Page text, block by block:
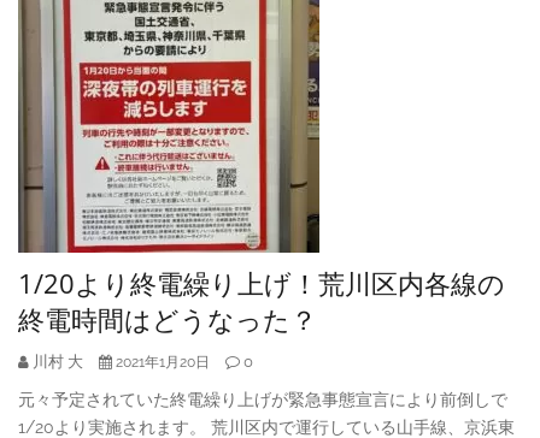
1/20より終電繰り上げ！荒川区内各線の
終電時間はどうなった？
川村 大 2021年1月20日 0
元々予定されていた終電繰り上げが緊急事態宣言により前倒しで
1/20より実施されます。 荒川区内で運行している山手線、京浜東